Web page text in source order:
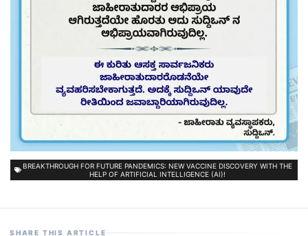
BREAKTHROUGH FOR FUTURE PANDEMICS: NEW VACCINE DISCOVERY WITH THE
HELP OF ARTIFICIAL INTELLIGENCE (AI)!
SHARE THIS ARTICLE